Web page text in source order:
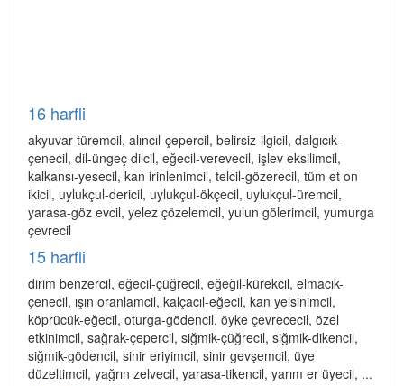
16 harfli
akyuvar türemcil, alıncıl-çepercil, belirsiz-ilgicil, dalgıcık-
çenecil, dil-üngeç dilcil, eğecil-verevecil, işlev eksilimcil,
kalkansı-yesecil, kan irinlenimcil, telcil-gözerecil, tüm et on
ikicil, uylukçul-dericil, uylukçul-ökçecil, uylukçul-üremcil,
yarasa-göz evcil, yelez çözelemcil, yulun gölerimcil, yumurga
çevrecil
15 harfli
dirim benzercil, eğecil-çüğrecil, eğeğil-kürekcil, elmacık-
çenecil, ışın oranlamcil, kalçacıl-eğecil, kan yelsinimcil,
köprücük-eğecil, oturga-gödencil, öyke çevrececil, özel
etkinimcil, sağrak-çepercil, siğmik-çüğrecil, siğmik-dikencil,
siğmik-gödencil, sinir eriyimcil, sinir gevşemcil, üye
düzeltimcil, yağrın zelvecil, yarasa-tikencil, yarım er üyecil, ...